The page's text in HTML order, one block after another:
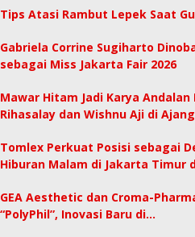
Tips Atasi Rambut Lepek Saat
Gabriela Corrine Sugiharto
sebagai Miss Jakarta Fair 2026
Mawar Hitam Jadi Karya Andalan
Rihasalay dan Wishnu Aji di
Tomlex Perkuat Posisi sebagai
Hiburan Malam di Jakarta Timur
GEA Aesthetic dan Croma-
“PolyPhil”, Inovasi Baru di…